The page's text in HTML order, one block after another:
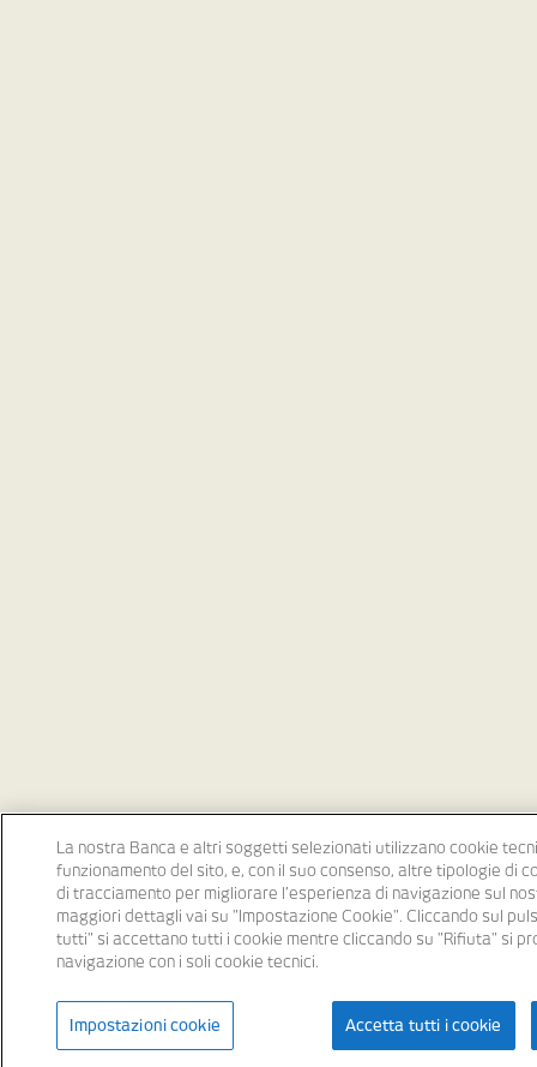
La nostra Banca e altri soggetti selezionati utilizzano cookie
funzionamento del sito, e, con il suo consenso, altre tipologie di
di tracciamento per migliorare l’esperienza di navigazione sul
maggiori dettagli vai su "Impostazione Cookie". Cliccando sul
tutti" si accettano tutti i cookie mentre cliccando su "Rifiuta" si
navigazione con i soli cookie tecnici.
Impostazioni cookie Accetta tutti i cookie